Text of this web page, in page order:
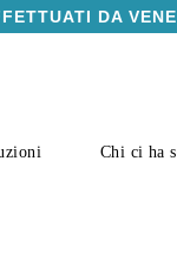
DA
Chi ci ha